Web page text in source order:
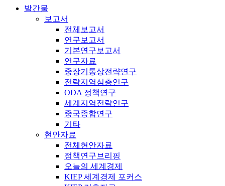
발간물
보고서
전체보고서
연구보고서
기본연구보고서
연구자료
중장기통상전략연구
전략지역심층연구
ODA 정책연구
세계지역전략연구
중국종합연구
기타
현안자료
전체현안자료
정책연구브리핑
오늘의 세계경제
KIEP 세계경제 포커스